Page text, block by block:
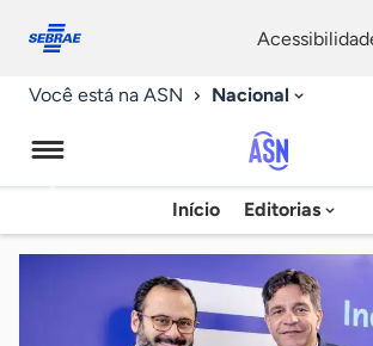
conosco
Você está na ASN Nacional
Sebrae
de
Início Editorias